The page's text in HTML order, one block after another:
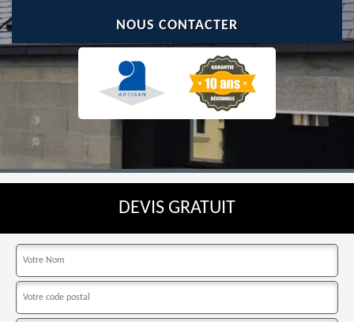
NOUS CONTACTER
DEVIS GRATUIT